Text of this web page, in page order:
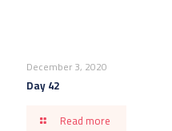
December 3, 2020
Day 42
Read more